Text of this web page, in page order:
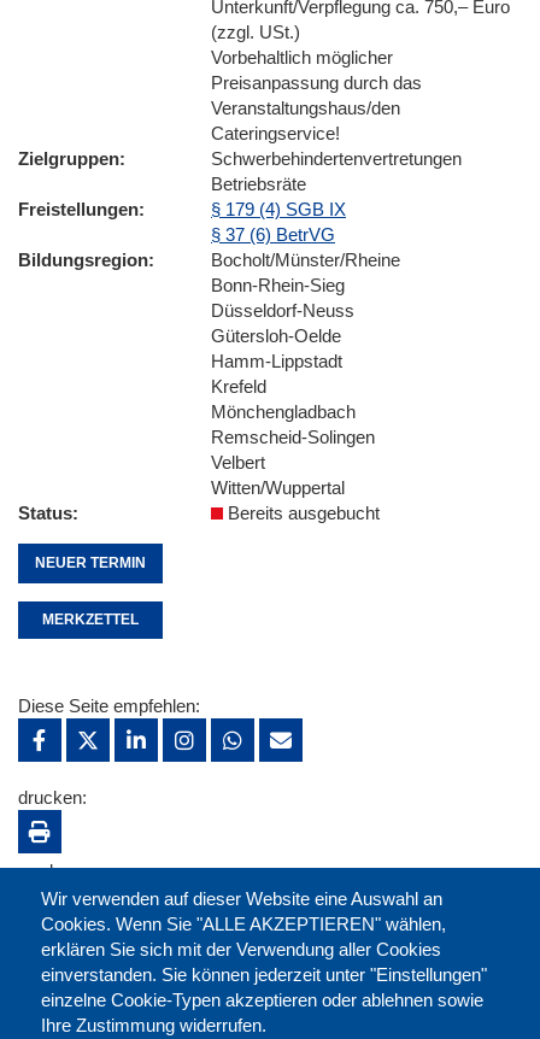
Unterkunft/Verpflegung ca. 750,– Euro
(zzgl. USt.)
Vorbehaltlich möglicher
Preisanpassung durch das
Veranstaltungshaus/den
Cateringservice!
Zielgruppen
Schwerbehindertenvertretungen
Betriebsräte
Freistellungen
§ 179 (4) SGB IX
§ 37 (6) BetrVG
Bildungsregion
Bocholt/Münster/Rheine
Bonn-Rhein-Sieg
Düsseldorf-Neuss
Gütersloh-Oelde
Hamm-Lippstadt
Krefeld
Mönchengladbach
Remscheid-Solingen
Velbert
Witten/Wuppertal
Status
Bereits ausgebucht
NEUER TERMIN
MERKZETTEL
Wir verwenden auf dieser Website eine Auswahl an
Cookies. Wenn Sie "ALLE AKZEPTIEREN" wählen,
erklären Sie sich mit der Verwendung aller Cookies
einverstanden. Sie können jederzeit unter "Einstellungen"
einzelne Cookie-Typen akzeptieren oder ablehnen sowie
Ihre Zustimmung widerrufen.
Diese Seite empfehlen:
drucken:
merken: